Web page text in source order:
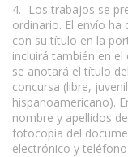
4.- Los trabajos se
ordinario. El envío
con su título en la
incluirá también en
se anotará el título
concursa (libre,
hispanoamericano).
nombre y apellidos
fotocopia del
electrónico y